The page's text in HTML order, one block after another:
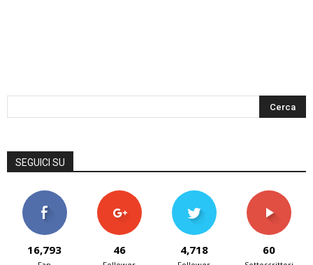
SEGUICI SU
16,793 46 4,718 60